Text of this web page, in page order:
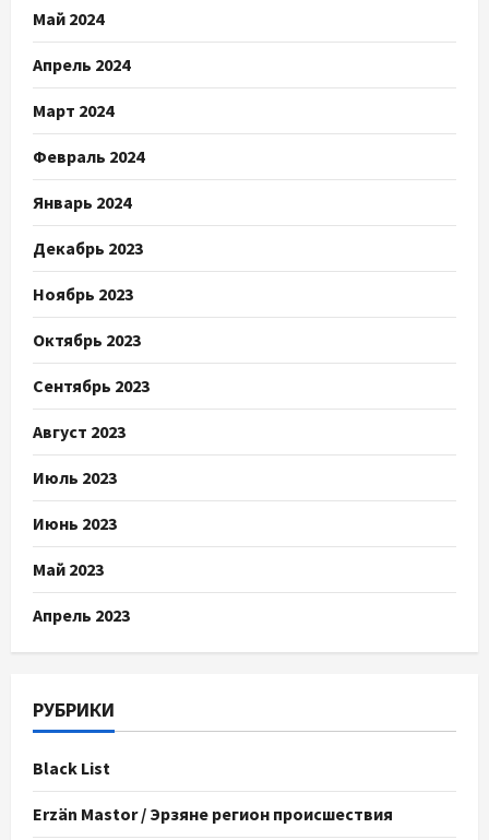
Май 2024
Апрель 2024
Март 2024
Февраль 2024
Январь 2024
Декабрь 2023
Ноябрь 2023
Октябрь 2023
Сентябрь 2023
Август 2023
Июль 2023
Июнь 2023
Май 2023
Апрель 2023
РУБРИКИ
Black List
Erzän Mastor / Эрзяне регион происшествия